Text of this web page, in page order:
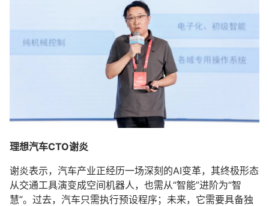
理想汽车CTO谢炎
谢炎表示，汽车产业正经历一场深刻的AI变革，其终极形态
从交通工具演变成空间机器人，也需从“智能”进阶为“智
慧”。过去，汽车只需执行预设程序；未来，它需要具备独